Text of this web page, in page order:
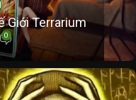
Giới Terrarium
0